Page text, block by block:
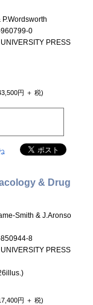
P.Wordsworth
960799-0
UNIVERSITY PRESS
円 ＋ 税)
& Drug
Smith & J.Aronso
850944-8
UNIVERSITY PRESS
円 ＋ 税)